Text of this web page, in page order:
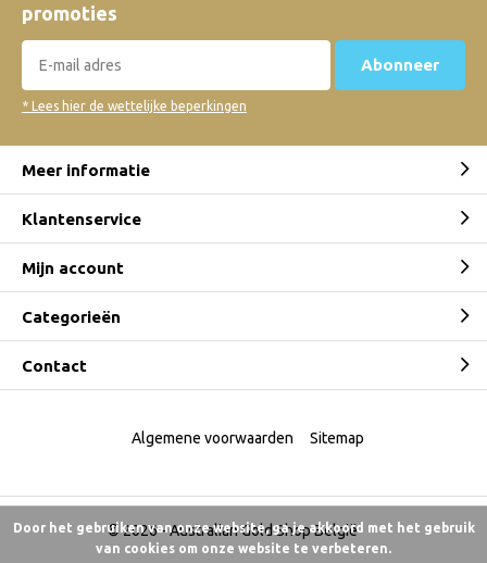
promoties
Abonneer
* Lees hier de wettelijke beperkingen
Meer informatie
Klantenservice
Mijn account
Categorieën
Contact
© 2026 -Australian Gold Shop België
Algemene voorwaarden Sitemap
Door het gebruiken van onze website, ga je akkoord met het gebruik
van cookies om onze website te verbeteren.